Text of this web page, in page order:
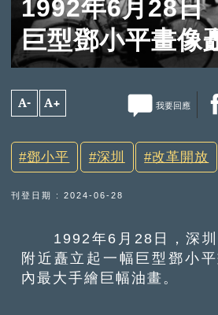
1992年6月28日
巨型鄧小平畫像
A- A+ 我要回應
鄧小平 深圳 改革開放
刊登日期 : 2024-06-28
1992年6月28日，深圳
附近矗立起一幅巨型鄧小
內最大手繪巨幅油畫。